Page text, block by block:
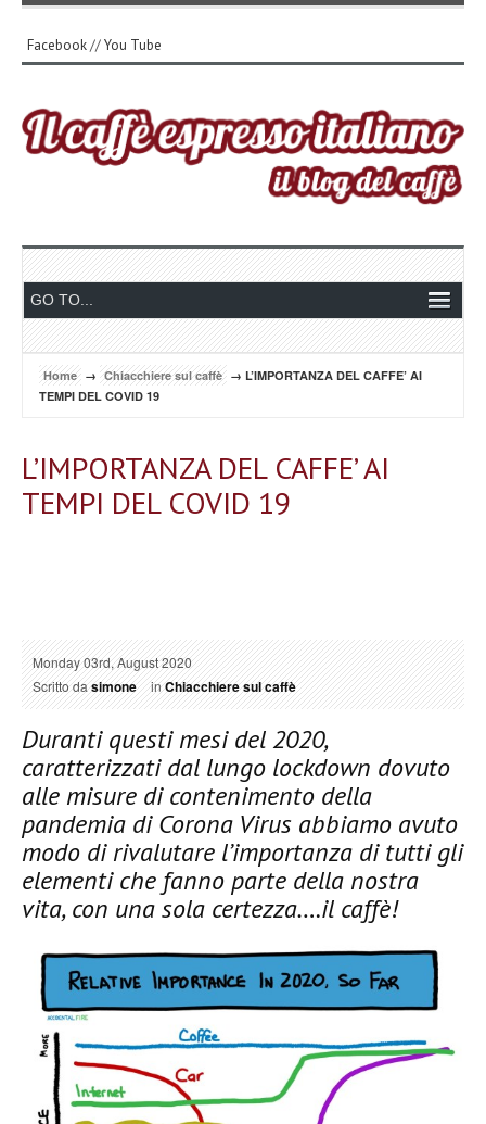
Facebook//You Tube
Home → Chiacchiere sul caffè → L’IMPORTANZA DEL CAFFE’ AI
TEMPI DEL COVID 19
L’IMPORTANZA DEL CAFFE’ AI
TEMPI DEL COVID 19
Monday 03rd, August 2020
Scritto dasimone inChiacchiere sul caffè
Duranti questi mesi del 2020,
caratterizzati dal lungo lockdown dovuto
alle misure di contenimento della
pandemia di Corona Virus abbiamo avuto
modo di rivalutare l’importanza di tutti gli
elementi che fanno parte della nostra
vita, con una sola certezza….il caffè!